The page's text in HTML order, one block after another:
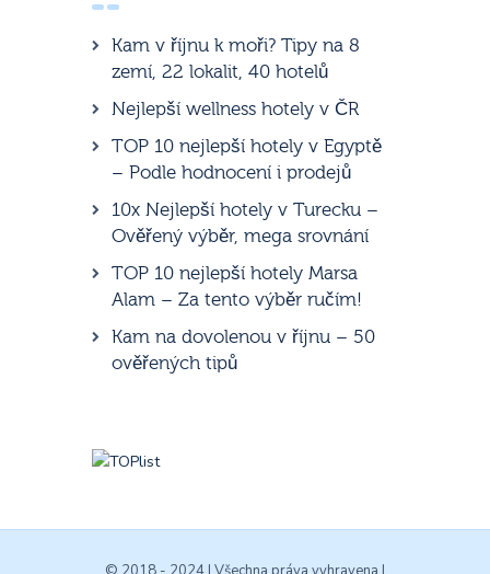
Kam v říjnu k moři? Tipy na 8
zemí, 22 lokalit, 40 hotelů
Nejlepší wellness hotely v ČR
TOP 10 nejlepší hotely v Egyptě
– Podle hodnocení i prodejů
10x Nejlepší hotely v Turecku –
Ověřený výběr, mega srovnání
TOP 10 nejlepší hotely Marsa
Alam – Za tento výběr ručím!
Kam na dovolenou v říjnu – 50
ověřených tipů